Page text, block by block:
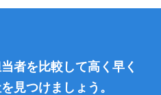
者を比較して高く早く
見つけましょう。